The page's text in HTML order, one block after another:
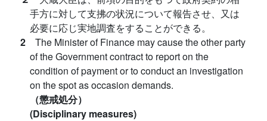
手方に対して支拂の状況について報告させ、又は
必要に応じ実地調査をすることができる。
2 The Minister of Finance may cause the other party
of the Government contract to report on the
condition of payment or to conduct an investigation
on the spot as occasion demands.
（懲戒処分）
(Disciplinary measures)